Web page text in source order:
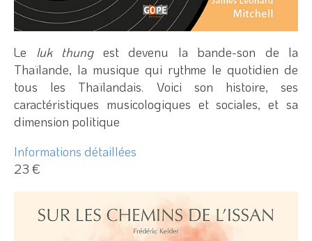
Le luk thung est devenu la bande-son de la
Thaïlande, la musique qui rythme le quotidien de
tous les Thaïlandais. Voici son histoire, ses
caractéristiques musicologiques et sociales, et sa
dimension politique
Informations détaillées
23 €